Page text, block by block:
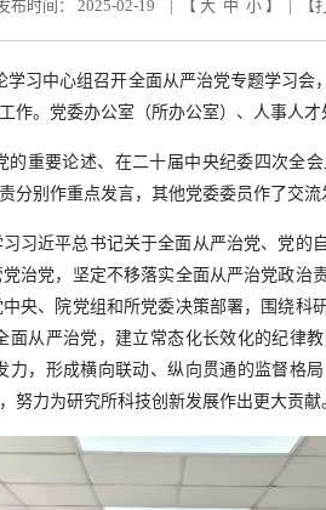
布时间： 2025-02-19 | 【 大 中 小】 | 【
学习中心组召开全面从严治党专题学习
作。党委办公室（所办公室）、人事人才
的重要论述、在二十届中央纪委四次全
别作重点发言，其他党委委员作了交流
习近平总书记关于全面从严治党、党的
治党，坚定不移落实全面从严治党政治
央、院党组和所党委决策部署，围绕科
从严治党，建立常态化长效化的纪律
，形成横向联动、纵向贯通的监督格
努力为研究所科技创新发展作出更大贡献